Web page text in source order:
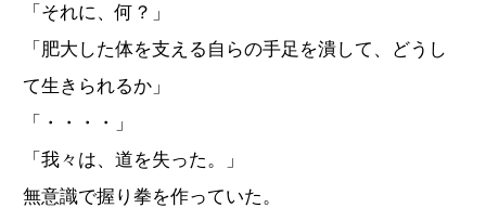
「それに、何？」
「肥大した体を支える自らの手足を潰して、どうし
て生きられるか」
「・・・・」
「我々は、道を失った。」
無意識で握り拳を作っていた。